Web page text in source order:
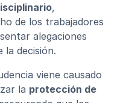
,
de los trabajadores
alegaciones
la decisión.
viene causado
la protección de